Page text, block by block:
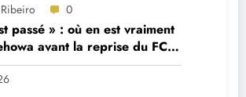
0
passé » : où en est vraiment
avant la reprise du FC